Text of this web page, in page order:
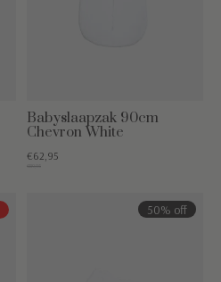
Babyslaapzak 90cm
Chevron White
€62,95
€89,95
50% off